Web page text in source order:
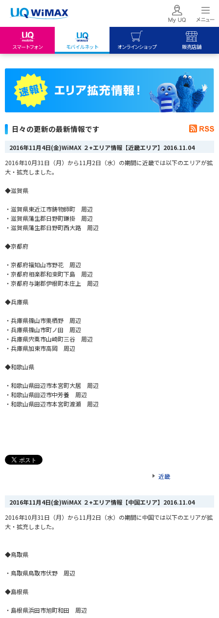
スマートフォン モバイルネット オンラインショップ 販売店舗
My UQ mobile
UQ mobile
UQ WiMAX
UQ WiMAX
日々の更新の最新情報です
2016年11月4日(金)WiMAX ２+エリア情報【近畿エリア】 2016.11.04
2016年10月31日（月）から11月2日（水）の期間に近畿では以下のエリアが拡
大・拡充しました。
◆滋賀県
・滋賀県東近江市鋳物師町 周辺
・滋賀県蒲生郡日野町鎌掛 周辺
・滋賀県蒲生郡日野町西大路 周辺
◆京都府
・京都府福知山市野花 周辺
・京都府相楽郡和束町下島 周辺
・京都府与謝郡伊根町本庄上 周辺
◆兵庫県
・兵庫県篠山市栗栖野 周辺
・兵庫県篠山市町ノ田 周辺
・兵庫県宍粟市山崎町三谷 周辺
・兵庫県加東市高岡 周辺
◆和歌山県
・和歌山県田辺市本宮町大居 周辺
・和歌山県田辺市中芳養 周辺
・和歌山県田辺市本宮町渡瀬 周辺
近畿
2016年11月4日(金)WiMAX ２+エリア情報【中国エリア】 2016.11.04
2016年10月31日（月）から11月2日（水）の期間に中国では以下のエリアが拡
大・拡充しました。
◆鳥取県
・鳥取県鳥取市伏野 周辺
◆島根県
・島根県浜田市旭町和田 周辺